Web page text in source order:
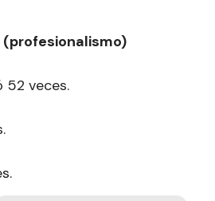
(profesionalismo)
52 veces.